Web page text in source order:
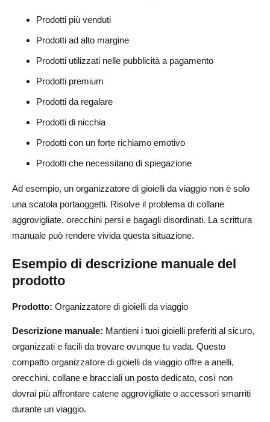
Prodotti più venduti
Prodotti ad alto margine
Prodotti utilizzati nelle pubblicità a pagamento
Prodotti premium
Prodotti da regalare
Prodotti di nicchia
Prodotti con un forte richiamo emotivo
Prodotti che necessitano di spiegazione
Ad esempio, un organizzatore di gioielli da viaggio non è solo
una scatola portaoggetti. Risolve il problema di collane
aggrovigliate, orecchini persi e bagagli disordinati. La scrittura
manuale può rendere vivida questa situazione.
Esempio di descrizione manuale del
prodotto
Prodotto: Organizzatore di gioielli da viaggio
Descrizione manuale: Mantieni i tuoi gioielli preferiti al sicuro,
organizzati e facili da trovare ovunque tu vada. Questo
compatto organizzatore di gioielli da viaggio offre a anelli,
orecchini, collane e bracciali un posto dedicato, così non
dovrai più affrontare catene aggrovigliate o accessori smarriti
durante un viaggio.